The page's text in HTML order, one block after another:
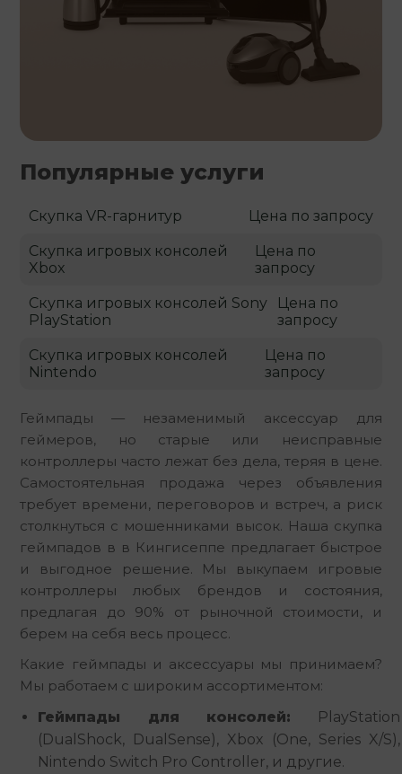
Геймпады — незаменимый аксессуар для
геймеров, но старые или неисправные
контроллеры часто лежат без дела, теряя в цене.
Самостоятельная продажа через объявления
требует времени, переговоров и встреч, а риск
столкнуться с мошенниками высок. Наша скупка
геймпадов в в Кингисеппе предлагает быстрое
и выгодное решение. Мы выкупаем игровые
контроллеры любых брендов и состояния,
предлагая до 90% от рыночной стоимости, и
берем на себя весь процесс.
Какие геймпады и аксессуары мы принимаем?
Мы работаем с широким ассортиментом:
Геймпады для консолей: PlayStation
(DualShock, DualSense), Xbox (One, Series X/S),
Nintendo Switch Pro Controller, и другие.
Популярные услуги
Скупка VR-гарнитур Цена по запросу
Скупка игровых консолей
Xbox
Цена по
запросу
Скупка игровых консолей Sony
PlayStation
Цена по
запросу
Скупка игровых консолей
Nintendo
Цена по
запросу